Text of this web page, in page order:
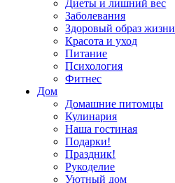
Диеты и лишний вес
Заболевания
Здоровый образ жизни
Красота и уход
Питание
Психология
Фитнес
Дом
Домашние питомцы
Кулинария
Наша гостиная
Подарки!
Праздник!
Рукоделие
Уютный дом